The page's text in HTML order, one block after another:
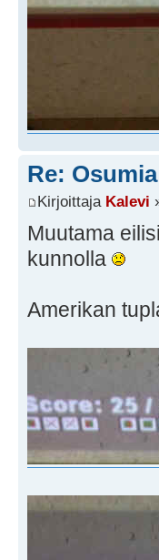
Re: Osumia
Kirjoittaja Kalevi
Muutama
kunnolla
Amerikan